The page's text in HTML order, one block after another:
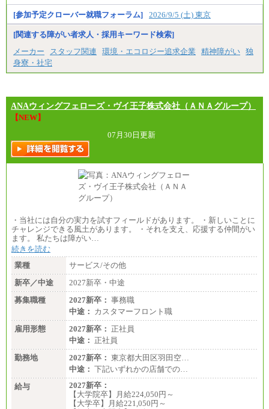
[参加予定クローバー就職フォーラム] 2026/9/5 (土) 東京
[関連する障がい者求人・採用キーワード検索]
メーカー
スタッフ関連 環境・エコロジー追求企業 精神障がい 独
身寮・社宅
ANAウィングフェローズ・ヴイ王子株式会社（ＡＮＡグループ）
【NEW】
07月30日更新
・当社には自分の実力を試すフィールドがあります。 ・新しいことに
チャレンジできる風土があります。 ・それを支え、応援する仲間がい
ます。 私たちは障がい…
続きを読む
業種
サービス/その他
新卒／中途
2027新卒・中途
募集職種
2027新卒： 事務職
中途：
カスタマーフロント職
雇用形態
2027新卒： 正社員
中途： 正社員
勤務地
2027新卒： 東京都大田区羽田空…
中途： 下記いずれかの店舗での…
給与
2027新卒：
【大学院卒】月給224,050円～
【大学卒】月給221,050円～